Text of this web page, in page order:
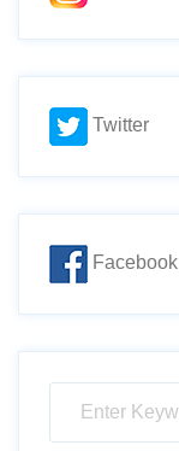
Twitter
Facebook